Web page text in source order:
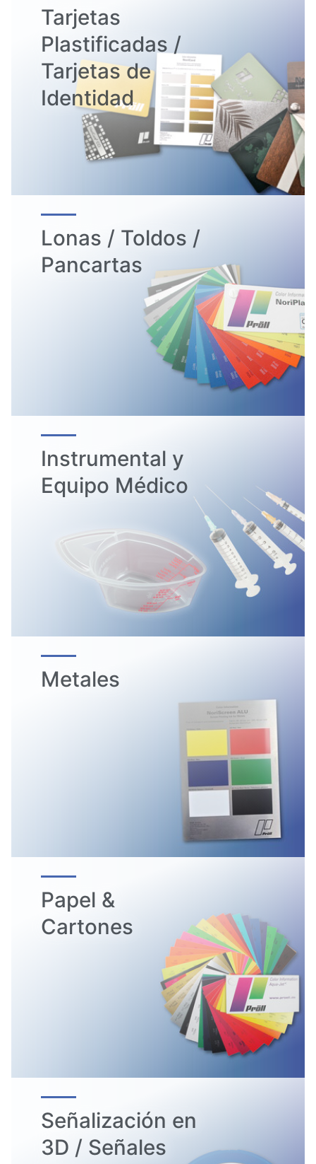
Tarjetas
Plastificadas /
Tarjetas de
Identidad
Lonas / Toldos /
Pancartas
Instrumental y
Equipo Médico
Metales
Papel &
Cartones
Señalización en
3D / Señales